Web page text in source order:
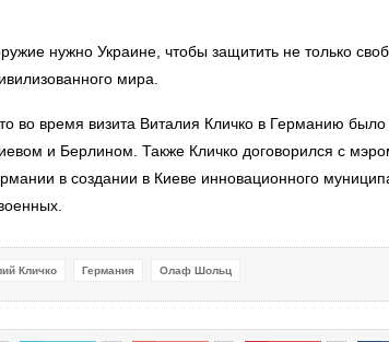
нужно Украине, чтобы защитить не только
мира.
во время визита Виталия Кличко в Германию
и Берлином. Также Кличко договорился с
в создании в Киеве инновационного
Кличко Германия Олаф Шольц